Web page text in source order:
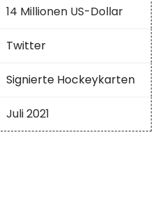
14 Millionen US-Dollar
Twitter
Signierte Hockeykarten
Juli 2021